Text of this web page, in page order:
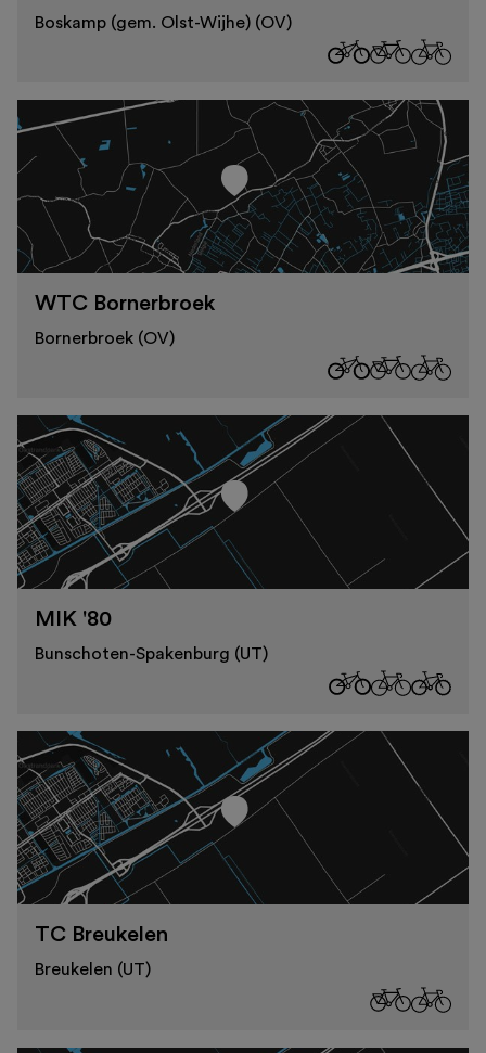
Boskamp (gem. Olst-Wijhe) (OV)
WTC Bornerbroek
Bornerbroek (OV)
MIK '80
Bunschoten-Spakenburg (UT)
TC Breukelen
Breukelen (UT)